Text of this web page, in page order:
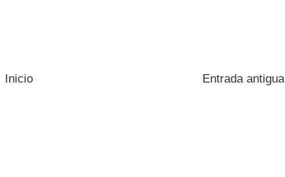
Entrada antigua
Inicio